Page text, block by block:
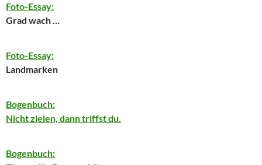
Foto-Essay:
Grad wach …
Foto-Essay:
Landmarken
Bogenbuch:
Nicht zielen, dann triffst du.
Bogenbuch: